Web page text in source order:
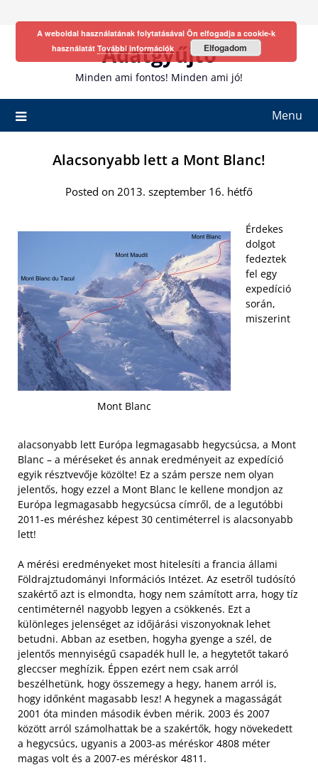
Adatgyűjtő
Minden ami fontos! Minden ami jó!
Menu
Alacsonyabb lett a Mont Blanc!
Posted on 2013. szeptember 16. hétfő
Mont Blanc
Érdekes
dolgot
fedeztek
fel egy
expedíció
során,
miszerint
alacsonyabb lett Európa legmagasabb hegycsúcsa, a Mont
Blanc – a méréseket és annak eredményeit az expedíció
egyik résztvevője közölte! Ez a szám persze nem olyan
jelentős, hogy ezzel a Mont Blanc le kellene mondjon az
Európa legmagasabb hegycsúcsa címről, de a legutóbbi
2011-es méréshez képest 30 centiméterrel is alacsonyabb
lett!
A mérési eredményeket most hitelesíti a francia állami
Földrajztudományi Információs Intézet. Az esetről tudósító
szakértő azt is elmondta, hogy nem számított arra, hogy tíz
centiméternél nagyobb legyen a csökkenés. Ezt a
különleges jelenséget az időjárási viszonyoknak lehet
betudni. Abban az esetben, hogyha gyenge a szél, de
jelentős mennyiségű csapadék hull le, a hegytetőt takaró
gleccser meghízik. Éppen ezért nem csak arról
beszélhetünk, hogy összemegy a hegy, hanem arról is,
hogy időnként magasabb lesz! A hegynek a magasságát
2001 óta minden második évben mérik. 2003 és 2007
között arról számolhattak be a szakértők, hogy növekedett
a hegycsúcs, ugyanis a 2003-as méréskor 4808 méter
magas volt és a 2007-es méréskor 4811.
A weboldal használatának folytatásával Ön elfogadja a cookie-k
használatát További információk Elfogadom